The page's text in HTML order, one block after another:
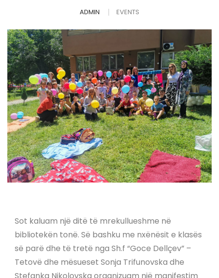
ADMIN EVENTS
Sot kaluam një ditë të mrekullueshme në
bibliotekën tonë. Së bashku me nxënësit e klasës
së parë dhe të tretë nga Sh.f “Goce Dellçev” –
Tetovë dhe mësueset Sonja Trifunovska dhe